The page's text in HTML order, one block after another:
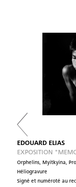
EDOUARD ELIAS
EXPOSITION
Orphelins, Myitkyina,
Héliogravure
Signé et numéroté au